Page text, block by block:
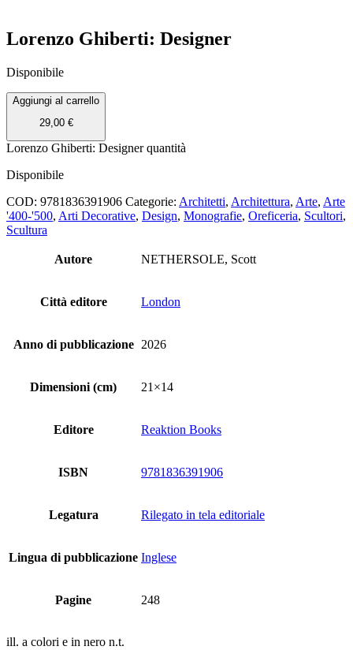
Lorenzo Ghiberti: Designer
Disponibile
Aggiungi al carrello
29,00 €
Lorenzo Ghiberti: Designer quantità
Disponibile
COD: 9781836391906 Categorie: Architetti, Architettura, Arte, Arte
'400-'500, Arti Decorative, Design, Monografie, Oreficeria, Scultori,
Scultura
Autore NETHERSOLE, Scott
Città editore London
Anno di pubblicazione 2026
Dimensioni (cm) 21×14
Editore Reaktion Books
ISBN 9781836391906
Legatura Rilegato in tela editoriale
Lingua di pubblicazione Inglese
Pagine 248
ill. a colori e in nero n.t.